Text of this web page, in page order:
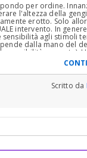
per ordine.
l'altezza della
erotto. Solo
intervento. In
agli stimoli
dalla mano del
sensibilità aumenta).
solo se chi l'ha
lo strumento. Non
domanda
una Scritto da